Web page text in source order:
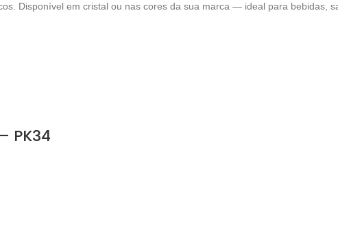
Disponível em cristal ou nas cores da sua marca — ideal para bebidas,
PK34